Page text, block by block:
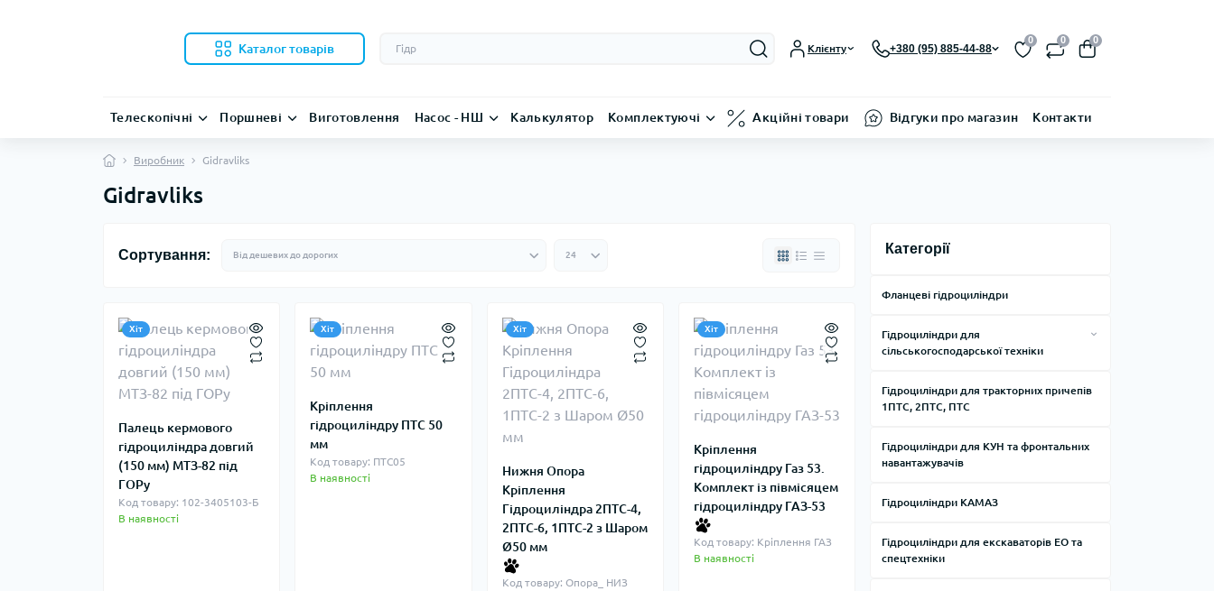
Каталог товарів Клієнту +380 (95) 885-44-88
0 0 0
Телескопічні Поршневі Виготовлення Насос - НШ Калькулятор Комплектуючі Акційні товари Відгуки про магазин Контакти
Виробник Gidravliks
Gidravliks
Сортування:
Хіт
Палець кермового
гідроциліндра довгий
(150 мм) МТЗ-82 під
ГОРу
Код товару: 102-3405103-Б
В наявності
Хіт
Кріплення
гідроциліндру ПТС 50
мм
Код товару: ПТС05
В наявності
Хіт
Нижня Опора
Кріплення
Гідроциліндра 2ПТС-4,
2ПТС-6, 1ПТС-2 з Шаром
Ø50 мм
Код товару: Опора_ НИЗ
Хіт
Кріплення
гідроциліндру Газ 53.
Комплект із півмісяцем
гідроциліндру ГАЗ-53
Код товару: Кріплення ГАЗ
В наявності
Категорії
Фланцеві гідроциліндри
Гідроциліндри для
сільськогосподарської техніки
63, ЦС 80, ЦС 90, ЦС 100
Гідроциліндри ЦС 40 — діаметр штока
Гідроциліндри ЦС 63 — діаметр штока
Гідроциліндри для тракторних причепів
1ПТС, 2ПТС, ПТС
Гідроциліндри для КУН та фронтальних
навантажувачів
Гідроциліндри КАМАЗ
Гідроциліндри для екскаваторів ЕО та
спецтехніки